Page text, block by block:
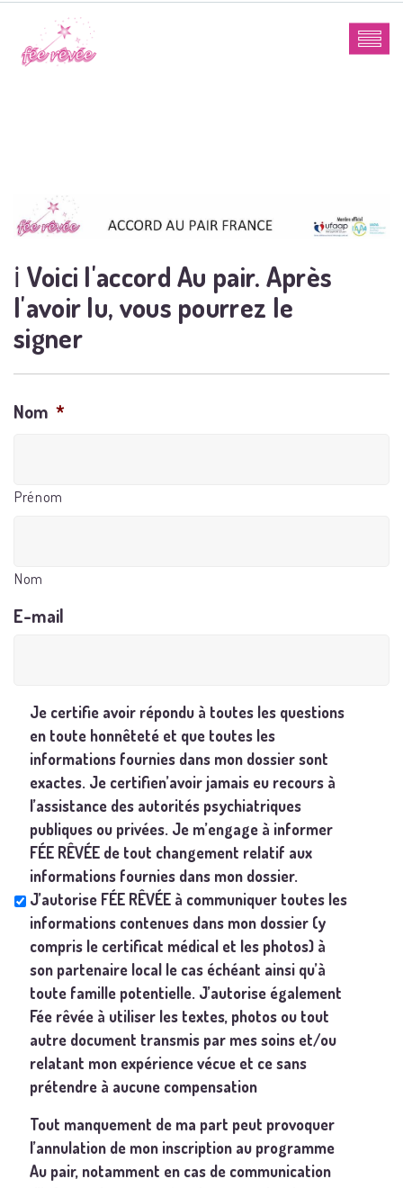
ℹ️ Voici l'accord Au pair. Après
l'avoir lu, vous pourrez le
signer
Nom *
Prénom
Nom
E-mail
Je certifie avoir répondu à toutes les questions
en toute honnêteté et que toutes les
informations fournies dans mon dossier sont
exactes. Je certifien’avoir jamais eu recours à
l’assistance des autorités psychiatriques
publiques ou privées. Je m’engage à informer
FÉE RÊVÉE de tout changement relatif aux
informations fournies dans mon dossier.
J’autorise FÉE RÊVÉE à communiquer toutes les
informations contenues dans mon dossier (y
compris le certificat médical et les photos) à
son partenaire local le cas échéant ainsi qu’à
toute famille potentielle. J’autorise également
Fée rêvée à utiliser les textes, photos ou tout
autre document transmis par mes soins et/ou
relatant mon expérience vécue et ce sans
prétendre à aucune compensation
Tout manquement de ma part peut provoquer
l’annulation de mon inscription au programme
Au pair, notamment en cas de communication